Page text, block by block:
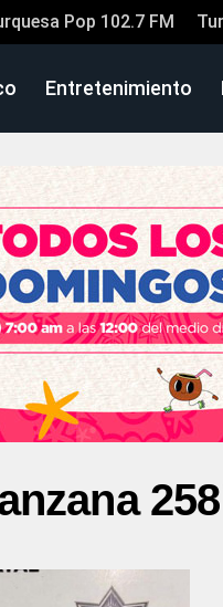
Pop 102.7 FM
Entretenimiento